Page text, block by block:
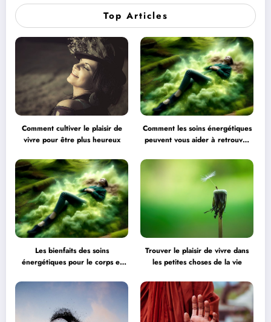
Top Articles
Comment cultiver le plaisir de
vivre pour être plus heureux
Comment les soins énergétiques
peuvent vous aider à retrouver
Les bienfaits des soins
énergétiques pour le corps et
Trouver le plaisir de vivre dans
les petites choses de la vie